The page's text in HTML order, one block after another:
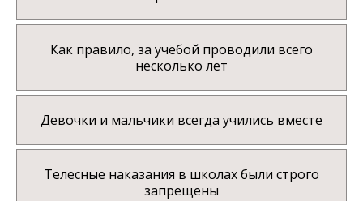
Как правило, за учёбой проводили всего
несколько лет
Девочки и мальчики всегда учились вместе
Телесные наказания в школах были строго
запрещены